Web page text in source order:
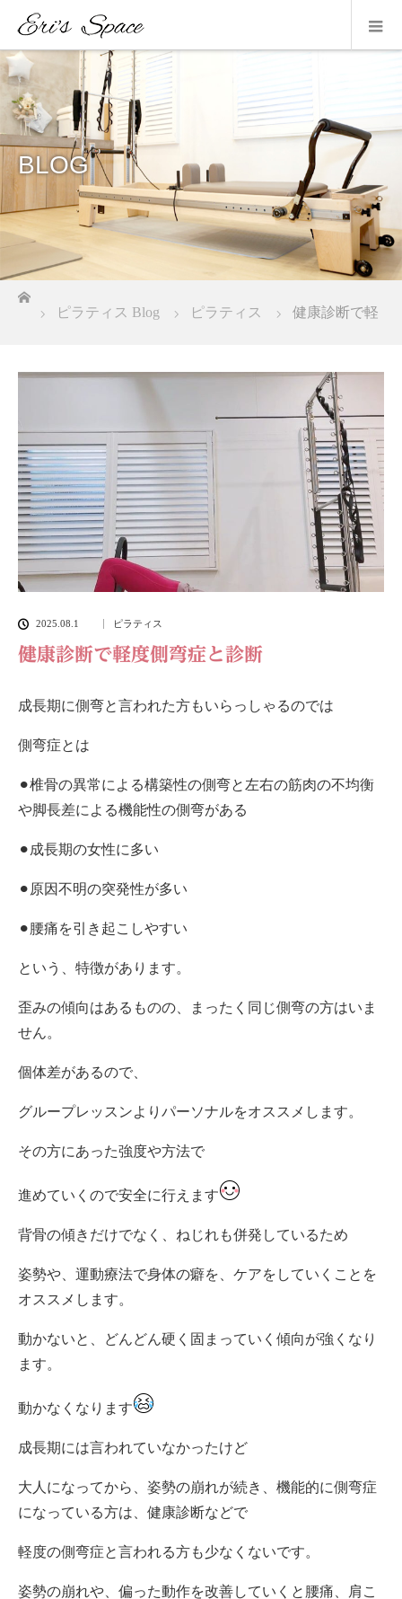
BLOG
ホーム
ピラティス Blog
ピラティス 健康診断で軽
2025.08.1 ピラティス
健康診断で軽度側弯症と診断
成長期に側弯と言われた方もいらっしゃるのでは
側弯症とは
⚫︎椎骨の異常による構築性の側弯と左右の筋肉の不均衡
や脚長差による機能性の側弯がある
⚫︎成長期の女性に多い
⚫︎原因不明の突発性が多い
⚫︎腰痛を引き起こしやすい
という、特徴があります。
歪みの傾向はあるものの、まったく同じ側弯の方はいま
せん。
個体差があるので、
グループレッスンよりパーソナルをオススメします。
その方にあった強度や方法で
進めていくので安全に行えます
背骨の傾きだけでなく、ねじれも併発しているため
姿勢や、運動療法で身体の癖を、ケアをしていくことを
オススメします。
動かないと、どんどん硬く固まっていく傾向が強くなり
ます。
動かなくなります
成長期には言われていなかったけど
大人になってから、姿勢の崩れが続き、機能的に側弯症
になっている方は、健康診断などで
軽度の側弯症と言われる方も少なくないです。
姿勢の崩れや、偏った動作を改善していくと腰痛、肩こ